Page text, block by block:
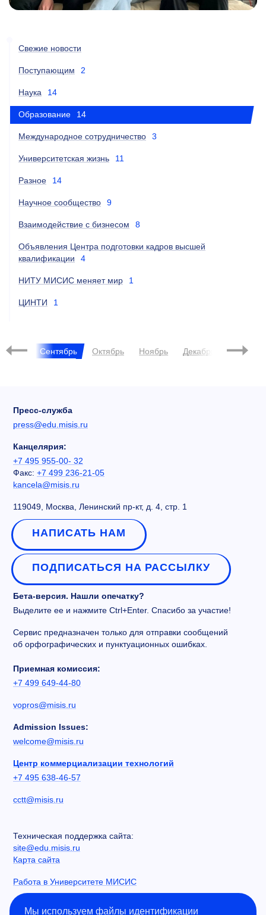
Свежие новости
Поступающим 2
Наука 14
Образование 14
Международное сотрудничество 3
Университетская жизнь 11
Разное 14
Научное сообщество 9
Взаимодействие с бизнесом 8
Объявления Центра подготовки кадров высшей
квалификации
4
НИТУ МИСИС меняет мир 1
ЦИНТИ 1
Август Сентябрь Октябрь Ноябрь Декабрь
Пресс-служба
press@edu.misis.ru
Канцелярия:
+7 495 955-00- 32
Факс: +7 499 236-21-05
kancela@misis.ru
119049, Москва, Ленинский пр-кт, д. 4, стр. 1
НАПИСАТЬ НАМ
ПОДПИСАТЬСЯ НА РАССЫЛКУ
Бета-версия. Нашли опечатку?
Выделите ее и нажмите Ctrl+Enter. Спасибо за участие!
Сервис предназначен только для отправки сообщений
об орфографических и пунктуационных ошибках.
Приемная комиссия:
+7 499 649-44-80
vopros@misis.ru
Admission Issues:
welcome@misis.ru
Центр коммерциализации технологий
+7 495 638-46-57
cctt@misis.ru
Техническая поддержка сайта:
site@edu.misis.ru
Карта сайта
Работа в Университете МИСИС
Сведения об образовательной организации
Мы используем файлы идентификации